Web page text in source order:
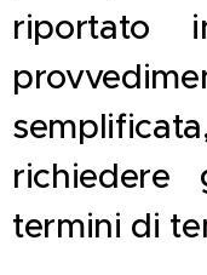
riportato
richiedere
termini di